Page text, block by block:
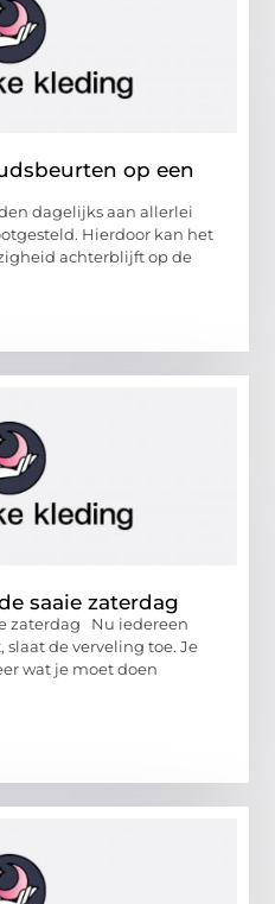
op een
dagelijks aan allerlei
Hierdoor kan het
achterblijft op de
saaie zaterdag
zaterdag Nu iedereen
slaat de verveling toe. Je
wat je moet doen